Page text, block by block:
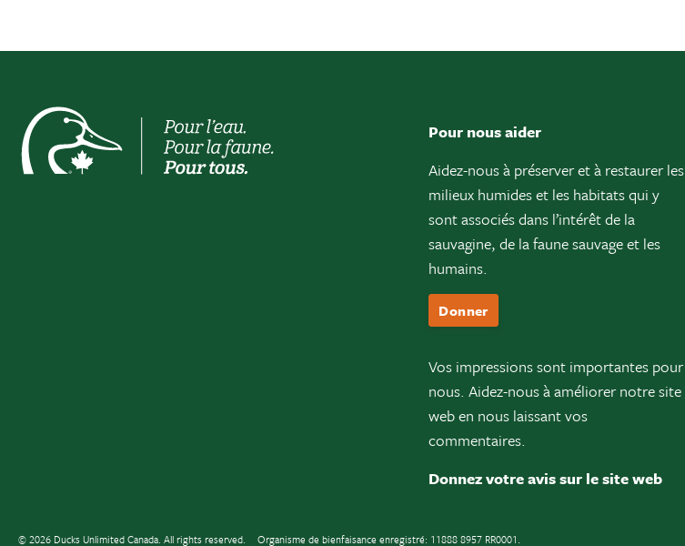
Pour nous aider
Aidez-nous à préserver et à restaurer les
milieux humides et les habitats qui y
sont associés dans l’intérêt de la
sauvagine, de la faune sauvage et les
humains.
Donner
Vos impressions sont importantes pour
nous. Aidez-nous à améliorer notre site
web en nous laissant vos
commentaires.
Donnez votre avis sur le site web
© 2026 Ducks Unlimited Canada. All rights reserved. Organisme de bienfaisance enregistré: 11888 8957 RR0001.